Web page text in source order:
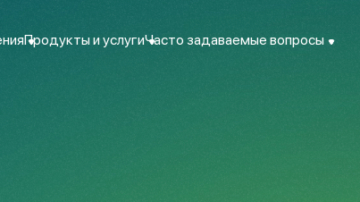
Продукты и услугиЧасто задаваемые вопросы